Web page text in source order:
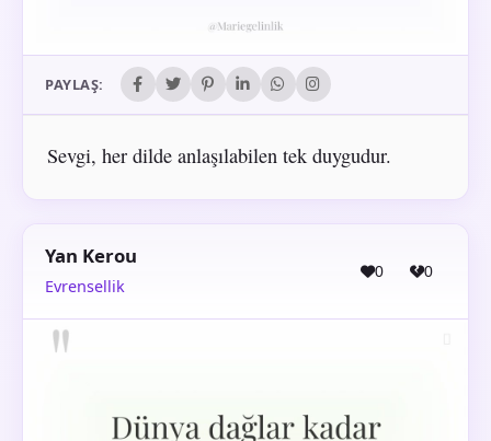
PAYLAŞ:
Sevgi, her dilde anlaşılabilen tek duygudur.
Yan Kerou
Evrensellik
0 0